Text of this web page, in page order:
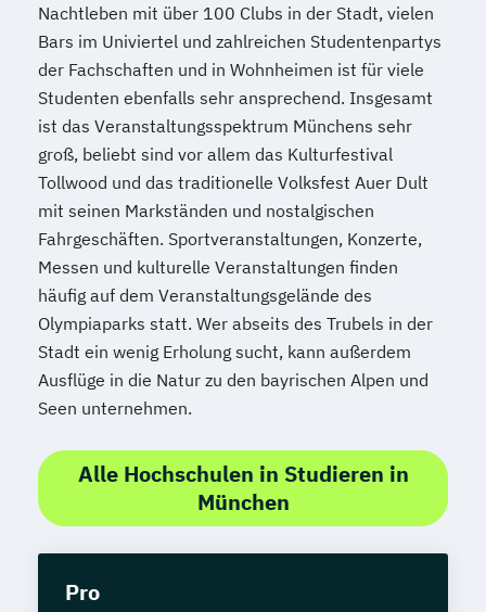
Schulbegleiter*in Senior Manager*in
Spanisch Sprachkurs A1
Spanisch Sprachkurs A2
Spanisch Sprachkurs B1
Spanisch Sprachkurs B2
Spanisch Sprachkurs C1
Spanisch Sprachkurs C2
Spezialist*in Automatisierungstechnik
Spezialist*in Big Data
Spezialist*in CAD Konstruktion und
Simulation
Spezialist*in Controlling
Spezialist*in Embedded Systems
Spezialist*in Industrial Data Science
Spezialist*in Logistik 4.0
Spezialist*in Produktion 4.0
Spezialist*in Sportpsychologie und
Spezialist*in Wirtschaftsinformatik
Nachtleben mit über 100 Clubs in der Stadt, vielen
Bars im Univiertel und zahlreichen Studentenpartys
der Fachschaften und in Wohnheimen ist für viele
Studenten ebenfalls sehr ansprechend. Insgesamt
ist das Veranstaltungsspektrum Münchens sehr
groß, beliebt sind vor allem das Kulturfestival
Tollwood und das traditionelle Volksfest Auer Dult
mit seinen Markständen und nostalgischen
Fahrgeschäften. Sportveranstaltungen, Konzerte,
Messen und kulturelle Veranstaltungen finden
häufig auf dem Veranstaltungsgelände des
Olympiaparks statt. Wer abseits des Trubels in der
Stadt ein wenig Erholung sucht, kann außerdem
Ausflüge in die Natur zu den bayrischen Alpen und
Seen unternehmen.
Alle Hochschulen in Studieren in
München
Pro